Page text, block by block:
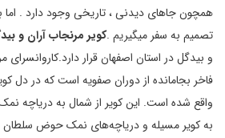
همچون جاهای دیدنی ، تاریخی وجود دارد . اما
تصمیم به سفر میگیریم .کویر مرنجاب آران و
و بیدگل در استان اصفهان قرار دارد.کاروانسرای
فاخر بجامانده از دوران صفویه است که در دل
واقع شده است. این کویر از شمال به دریاچه
به کویر مسیله و دریاچه‌های نمک حوض